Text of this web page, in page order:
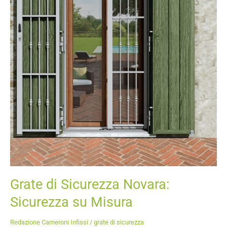
Grate di Sicurezza Novara:
Sicurezza su Misura
Redazione Cameroni Infissi / grate di sicurezza